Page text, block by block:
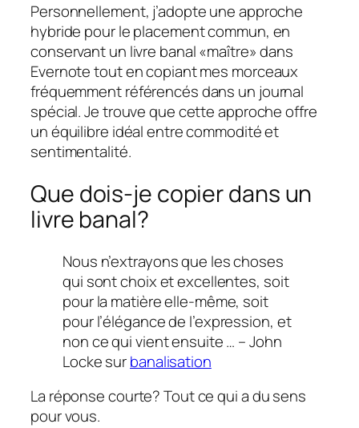
Personnellement, j’adopte une approche
hybride pour le placement commun, en
conservant un livre banal «maître» dans
Evernote tout en copiant mes morceaux
fréquemment référencés dans un journal
spécial. Je trouve que cette approche offre
un équilibre idéal entre commodité et
sentimentalité.
Que dois-je copier dans un
livre banal?
Nous n’extrayons que les choses
qui sont choix et excellentes, soit
pour la matière elle-même, soit
pour l’élégance de l’expression, et
non ce qui vient ensuite … –John
Locke surbanalisation
La réponse courte? Tout ce qui a du sens
pour vous.